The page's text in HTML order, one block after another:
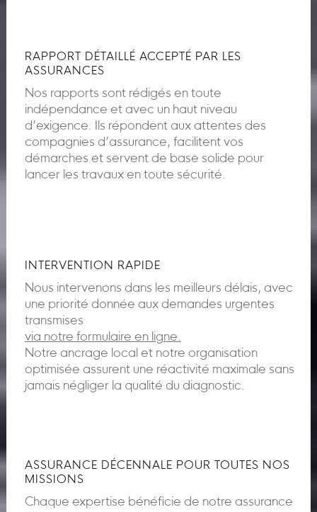
RAPPORT DÉTAILLÉ ACCEPTÉ PAR LES
ASSURANCES
Nos rapports sont rédigés en toute
indépendance et avec un haut niveau
d’exigence. Ils répondent aux attentes des
compagnies d’assurance, facilitent vos
démarches et servent de base solide pour
lancer les travaux en toute sécurité.
INTERVENTION RAPIDE
Nous intervenons dans les meilleurs délais, avec
une priorité donnée aux demandes urgentes
transmises
via notre formulaire en ligne.
Notre ancrage local et notre organisation
optimisée assurent une réactivité maximale sans
jamais négliger la qualité du diagnostic.
ASSURANCE DÉCENNALE POUR TOUTES NOS
MISSIONS
Chaque expertise bénéficie de notre assurance